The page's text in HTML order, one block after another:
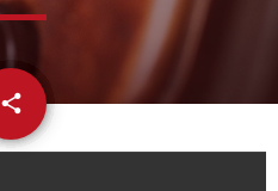
share
email